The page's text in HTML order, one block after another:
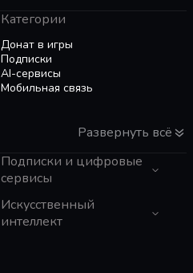
Категории
Донат в игры
Подписки
AI-сервисы
Мобильная связь
Развернуть всё
Подписки и цифровые
сервисы
Telegram Звезды
Apple ID
Искусственный
интеллект